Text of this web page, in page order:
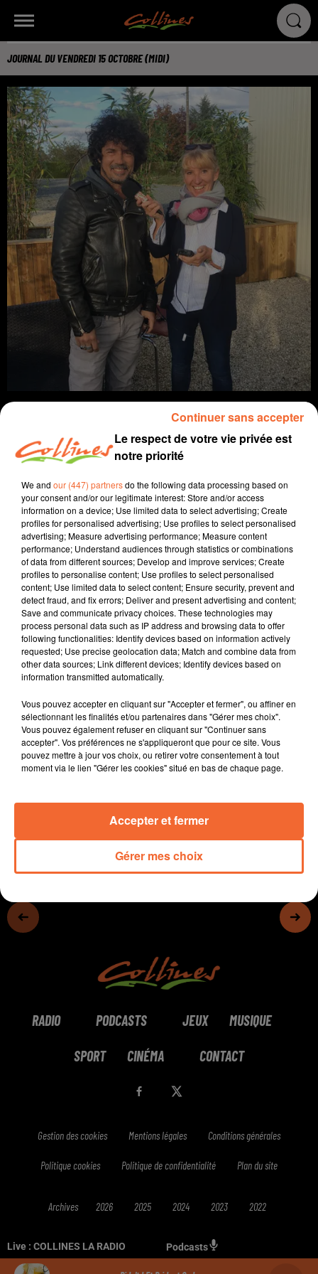
Live : COLLINES LA RADIO Podcasts
JOURNAL DU VENDREDI 15 OCTOBRE (MIDI)
info
15 octobre 2021 - 11 min 33 sec
JOURNAL DU VENDREDI 15 OCTOBRE (MIDI)
Fabien Gazeau
L'info près de chez vous
Présenté par Fabien Gazeau
- Journée hommage à Samuel Paty ce vendredi dans
les établissements scolaires
- Les métiers des transports et de la logistique
recrutent
- Les portes ouvertes ce samedi d'Arbor et Sens à
Bressuire.
- Les Journées nationales de l'architecture : Pablo
Ocampo a conçu la station T à Thouars.
- Le guitariste Yarol Poupaud associe son image à celle
de la Furie douce, une brasserie située à Clessé
0:00 11 min 33 sec
RADIO PODCASTS JEUX MUSIQUE
SPORT CINÉMA CONTACT
Gestion des cookies Mentions légales Conditions générales
Politique cookies Politique de confidentialité Plan du site
Archives 2026 2025 2024 2023 2022
Le respect de votre vie privée est
notre priorité
We and our (447) partnersdo the following data processing based on
your consent and/or our legitimate interest: Store and/or access
information on a device; Use limited data to select advertising; Create
profiles for personalised advertising; Use profiles to select personalised
advertising; Measure advertising performance; Measure content
performance; Understand audiences through statistics or combinations
of data from different sources; Develop and improve services; Create
profiles to personalise content; Use profiles to select personalised
content; Use limited data to select content; Ensure security, prevent and
detect fraud, and fix errors; Deliver and present advertising and content;
Save and communicate privacy choices. These technologies may
process personal data such as IP address and browsing data to offer
following functionalities: Identify devices based on information actively
requested; Use precise geolocation data; Match and combine data from
other data sources; Link different devices; Identify devices based on
information transmitted automatically.
Vous pouvez accepter en cliquant sur "Accepter et fermer", ou affiner en
sélectionnant les finalités et/ou partenaires dans "Gérer mes choix".
Vous pouvez également refuser en cliquant sur "Continuer sans
accepter". Vos préférences ne s'appliqueront que pour ce site. Vous
pouvez mettre à jour vos choix, ou retirer votre consentement à tout
moment via le lien "Gérer les cookies" situé en bas de chaque page.
Gérer mes choix
Accepter et fermer
Continuer sans accepter